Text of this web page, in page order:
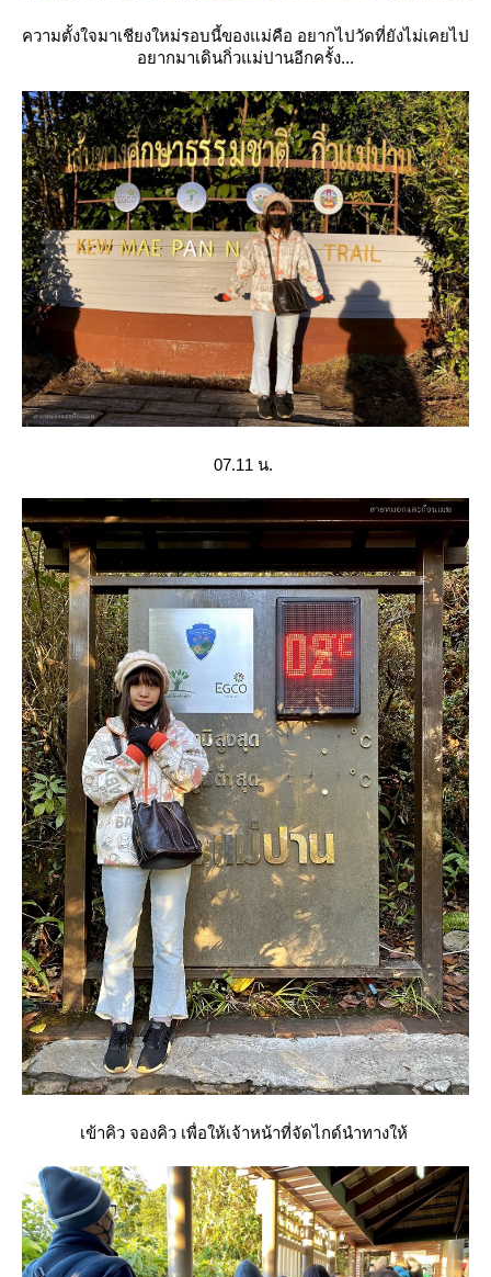
ความตั้งใจมาเชียงใหม่รอบนี้ของแม่คือ อยากไปวัดที่ยังไม่เคยไป
อยากมาเดินกิ่วแม่ปานอีกครั้ง...
07.11 น.
เข้าคิว จองคิว เพื่อให้เจ้าหน้าที่จัดไกด์นำทางให้